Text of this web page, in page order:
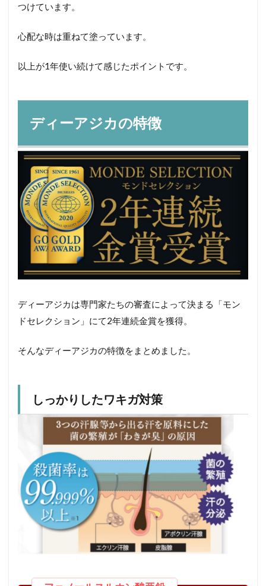
つけています。
心配な時は重ねて塗っています。
以上が1年使い続けて感じたポイントです。
ディーアジカの特徴
ディーアジカは専門家たちの審査によって決まる「モン
ドセレクション」にて2年連続金賞を獲得。
そんなディーアジカの特徴をまとめました。
しっかりしたワキガ対策